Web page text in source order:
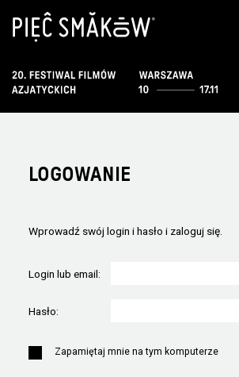
LOGOWANIE
Wprowadź swój login i hasło i zaloguj się.
Login lub email:
Hasło:
Zapamiętaj mnie na tym komputerze